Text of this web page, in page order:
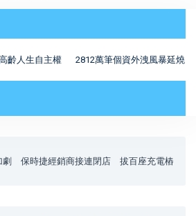
生自主權 2812萬筆個資外洩風暴延燒！工
劇 保時捷經銷商接連閉店 拔百座充電樁